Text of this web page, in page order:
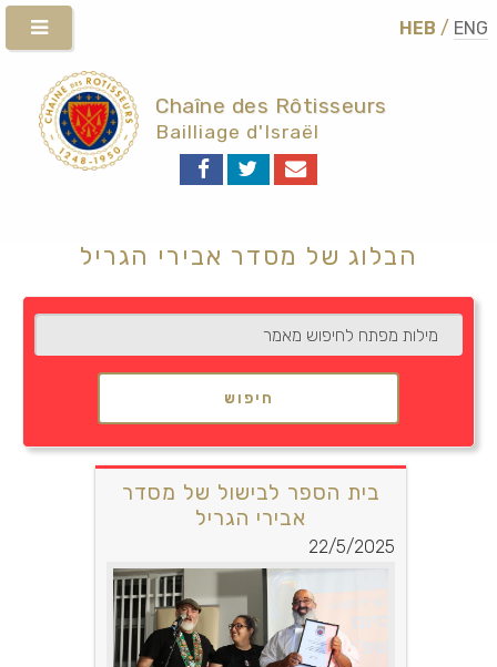
Chaîne des Rôtisseurs
Bailliage d'Israël
הבלוג של מסדר אבירי הגריל
חיפוש
בית הספר לבישול של מסדר
אבירי הגריל
22/5/2025
HEB / ENG